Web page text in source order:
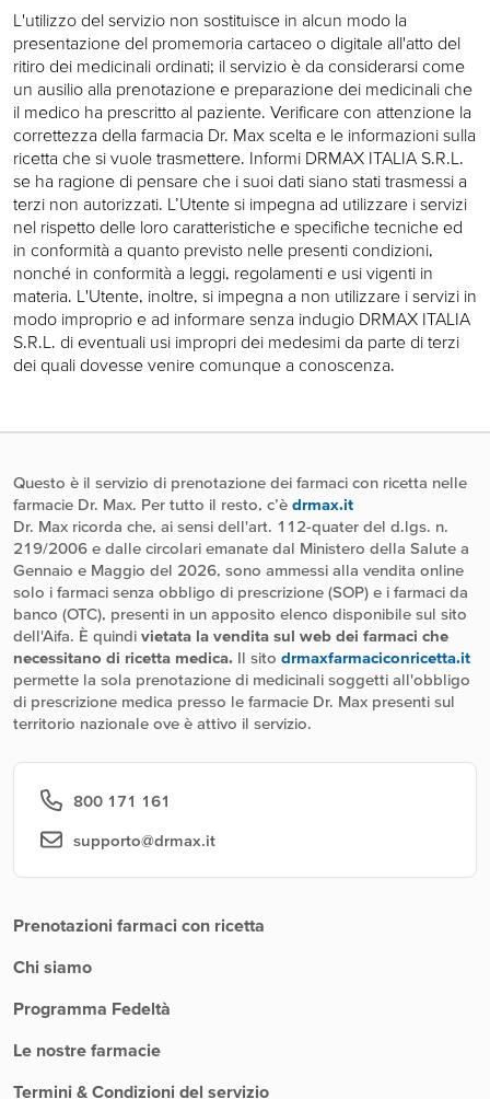
L'utilizzo del servizio non sostituisce in alcun modo la
presentazione del promemoria cartaceo o digitale all'atto del
ritiro dei medicinali ordinati; il servizio è da considerarsi come
un ausilio alla prenotazione e preparazione dei medicinali che
il medico ha prescritto al paziente. Verificare con attenzione la
correttezza della farmacia Dr. Max scelta e le informazioni sulla
ricetta che si vuole trasmettere. Informi DRMAX ITALIA S.R.L.
se ha ragione di pensare che i suoi dati siano stati trasmessi a
terzi non autorizzati. L’Utente si impegna ad utilizzare i servizi
nel rispetto delle loro caratteristiche e specifiche tecniche ed
in conformità a quanto previsto nelle presenti condizioni,
nonché in conformità a leggi, regolamenti e usi vigenti in
materia. L'Utente, inoltre, si impegna a non utilizzare i servizi in
modo improprio e ad informare senza indugio DRMAX ITALIA
S.R.L. di eventuali usi impropri dei medesimi da parte di terzi
dei quali dovesse venire comunque a conoscenza.
Questo è il servizio di prenotazione dei farmaci con ricetta nelle
farmacie Dr. Max. Per tutto il resto, c’è drmax.it
Dr. Max ricorda che, ai sensi dell'art. 112-quater del d.lgs. n.
219/2006 e dalle circolari emanate dal Ministero della Salute a
Gennaio e Maggio del 2026, sono ammessi alla vendita online
solo i farmaci senza obbligo di prescrizione (SOP) e i farmaci da
banco (OTC), presenti in un apposito elenco disponibile sul sito
dell'Aifa. È quindi vietata la vendita sul web dei farmaci che
necessitano di ricetta medica. Il sito drmaxfarmaciconricetta.it
permette la sola prenotazione di medicinali soggetti all'obbligo
di prescrizione medica presso le farmacie Dr. Max presenti sul
territorio nazionale ove è attivo il servizio.
800 171 161
supporto@drmax.it
Prenotazioni farmaci con ricetta
Chi siamo
Programma Fedeltà
Le nostre farmacie
Termini & Condizioni del servizio